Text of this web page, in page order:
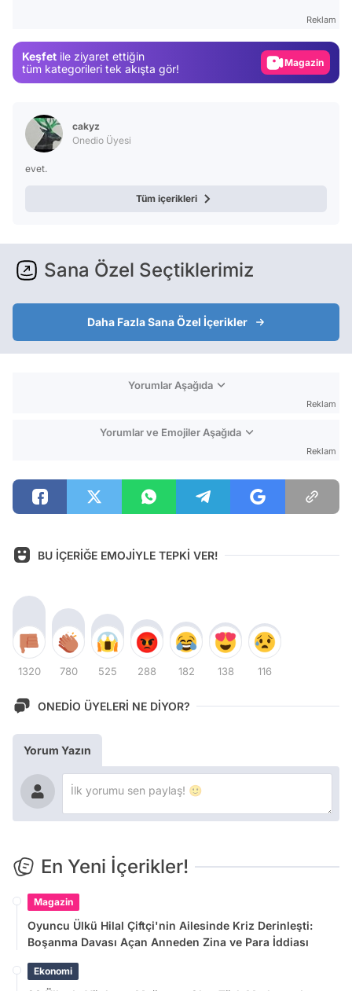
Reklam
Keşfet ile ziyaret ettiğin
tüm kategorileri tek akışta gör!
Video
cakyz
Onedio Üyesi
evet.
Tüm içerikleri
Sana Özel Seçtiklerimiz
Daha Fazla Sana Özel İçerikler
Yorumlar Aşağıda
Reklam
Yorumlar ve Emojiler Aşağıda
Reklam
BU İÇERİĞE EMOJİYLE TEPKİ VER!
1320 780 525 288 182 138 116
ONEDİO ÜYELERİ NE DİYOR?
Yorum Yazın
En Yeni İçerikler!
Magazin
Oyuncu Ülkü Hilal Çiftçi'nin Ailesinde Kriz Derinleşti:
Boşanma Davası Açan Anneden Zina ve Para İddiası
Ekonomi